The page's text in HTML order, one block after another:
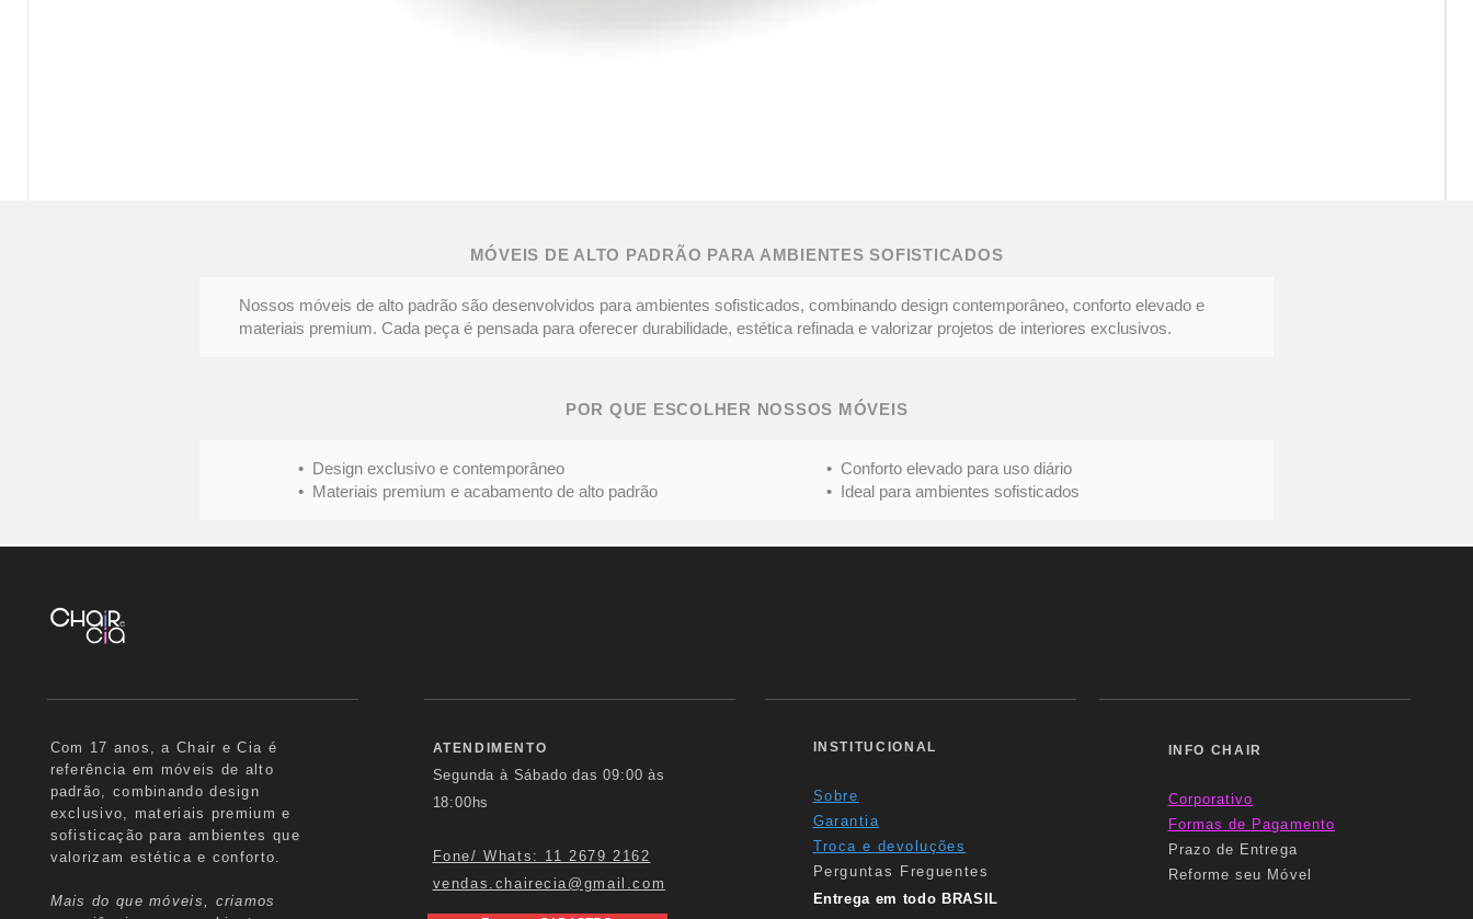
MÓVEIS DE ALTO PADRÃO PARA AMBIENTES SOFISTICADOS
Nossos móveis de alto padrão são desenvolvidos para ambientes sofisticados, combinando design contemporâneo, conforto elevado e
materiais premium. Cada peça é pensada para oferecer durabilidade, estética refinada e valorizar projetos de interiores exclusivos.
POR QUE ESCOLHER NOSSOS MÓVEIS
• Design exclusivo e contemporâneo
• Materiais premium e acabamento de alto padrão
• Conforto elevado para uso diário
• Ideal para ambientes sofisticados
Com 17 anos, a Chair e Cia é
referência em móveis de alto
padrão, combinando design
exclusivo, materiais premium e
sofisticação para ambientes que
valorizam estética e conforto.
Mais do que móveis, criamos
ATENDIMENTO
Segunda à Sábado das09:00 às
18:00hs
Fone/ Whats: 11 2679 2162
vendas.chairecia@gmail.com
INSTITUCIONAL
Sobre
Garantia
Troca e devoluções
Perguntas Freguentes
Entrega em todo BRASIL
INFO CHAIR
Corporativo
Formasde Pagamento
Prazo de Entrega
Reforme seu Móvel